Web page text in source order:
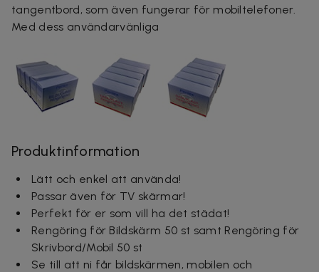
tangentbord, som även fungerar för mobiltelefoner.
Med dess användarvänliga
Produktinformation
Lätt och enkel att använda!
Passar även för TV skärmar!
Perfekt för er som vill ha det städat!
Rengöring för Bildskärm 50 st samt Rengöring för
Skrivbord/Mobil 50 st
Se till att ni får bildskärmen, mobilen och